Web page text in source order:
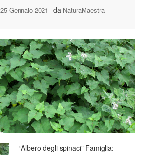
25 Gennaio 2021 da NaturaMaestra
“Albero degli spinaci” Famiglia: